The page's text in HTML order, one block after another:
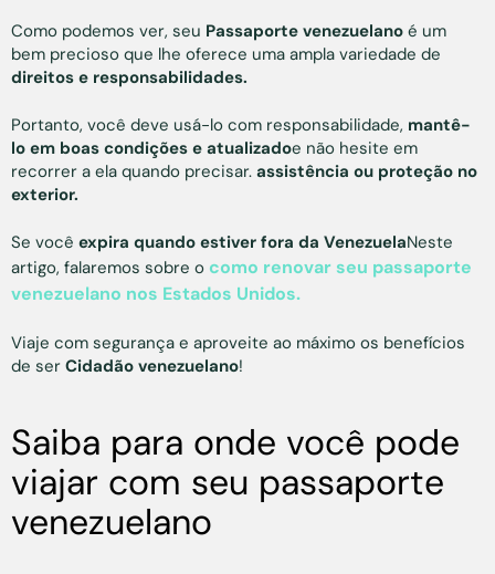
Como podemos ver, seu Passaporte venezuelano é um
bem precioso que lhe oferece uma ampla variedade de
direitos e responsabilidades.
Portanto, você deve usá-lo com responsabilidade, mantê-
lo em boas condições e atualizadoe não hesite em
recorrer a ela quando precisar. assistência ou proteção no
exterior.
Se você expira quando estiver fora da VenezuelaNeste
artigo, falaremos sobre o como renovar seu passaporte
venezuelano nos Estados Unidos.
Viaje com segurança e aproveite ao máximo os benefícios
de ser Cidadão venezuelano!
Saiba para onde você pode
viajar com seu passaporte
venezuelano